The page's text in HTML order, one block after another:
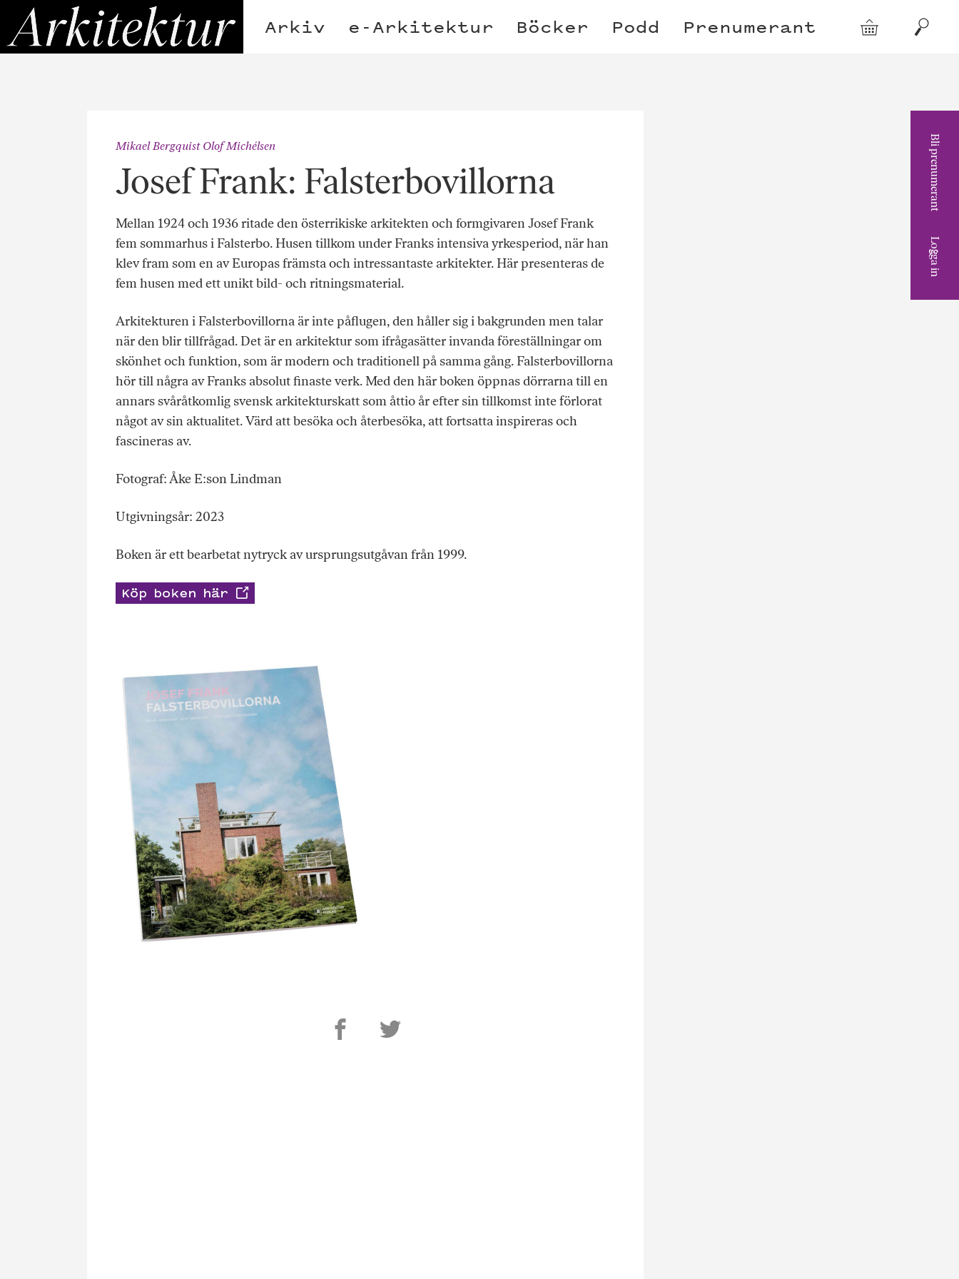
Hoppa
innehållet
Arkitektur
Arkiv e-Arkitektur Böcker Podd Prenumerant Varukorg Sök
Bli prenumerant
Logga in
Mikael Bergquist Olof Michélsen
Josef Frank: Falsterbovillorna
Mellan 1924 och 1936 ritade den österrikiske arkitekten och formgivaren Josef Frank
fem sommarhus i Falsterbo. Husen tillkom under Franks intensiva yrkesperiod, när han
klev fram som en av Europas främsta och intressantaste arkitekter. Här presenteras de
fem husen med ett unikt bild- och ritningsmaterial.
Arkitekturen i Falsterbovillorna är inte påﬂugen, den håller sig i bakgrunden men talar
när den blir tillfrågad. Det är en arkitektur som ifrågasätter invanda föreställningar om
skönhet och funktion, som är modern och traditionell på samma gång. Falsterbovillorna
hör till några av Franks absolut ﬁnaste verk. Med den här boken öppnas dörrarna till en
annars svåråtkomlig svensk arkitekturskatt som åttio år efter sin tillkomst inte förlorat
något av sin aktualitet. Värd att besöka och återbesöka, att fortsatta inspireras och
fascineras av.
Fotograf: Åke E:son Lindman
Utgivningsår: 2023
Boken är ett bearbetat nytryck av ursprungsutgåvan från 1999.